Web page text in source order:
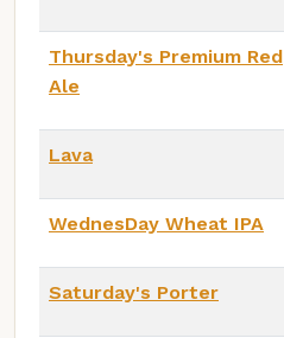
Thursday's Premium Red
Ale
Lava
WednesDay Wheat IPA
Saturday's Porter